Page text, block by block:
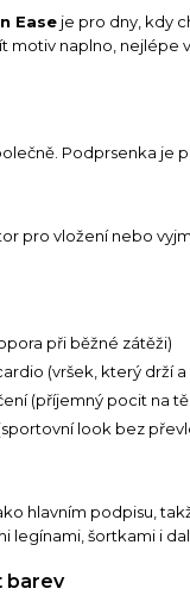
Ease je pro dny, kdy
motiv naplno, nejlépe
Podprsenka je
pro vložení nebo
při běžné zátěži)
(vršek, který drží
(příjemný pocit na
look bez
hlavním podpisu,
legínami, šortkami i
barev